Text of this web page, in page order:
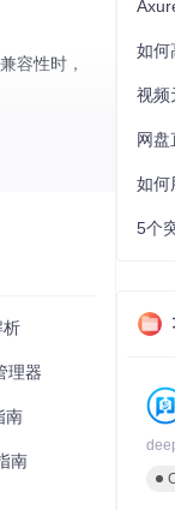
容性时，
析
理器
南
南
视频
网盘